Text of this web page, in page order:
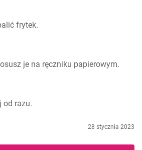
frytek.
je na ręczniku papierowym.
od razu.
28 stycznia 2023